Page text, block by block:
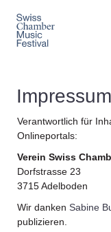
Impressum
Verantwortlich für
Onlineportals:
Verein Swiss
Dorfstrasse 23
3715 Adelboden
Wir danken Sabine
publizieren.